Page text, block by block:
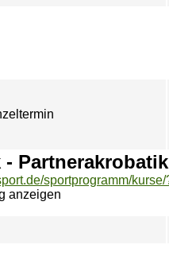
Partnerakrobatik
anzeigen